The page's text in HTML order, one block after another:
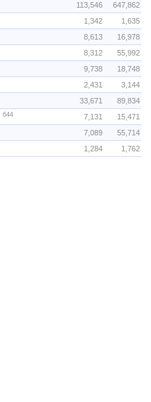
113,546 647,862
1,342 1,635
8,613 16,978
8,312 55,992
9,738 18,748
2,431 3,144
33,671 89,834
644 7,131 15,471
7,089 55,714
1,284 1,762